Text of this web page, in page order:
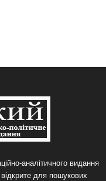
аналітичного видання
для пошукових